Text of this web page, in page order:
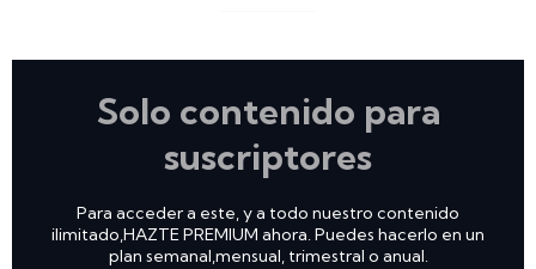
Solo contenido para
suscriptores
Para acceder a este, y a todo nuestro contenido
ilimitado,HAZTE PREMIUM ahora. Puedes hacerlo en un
plan semanal,mensual, trimestral o anual.